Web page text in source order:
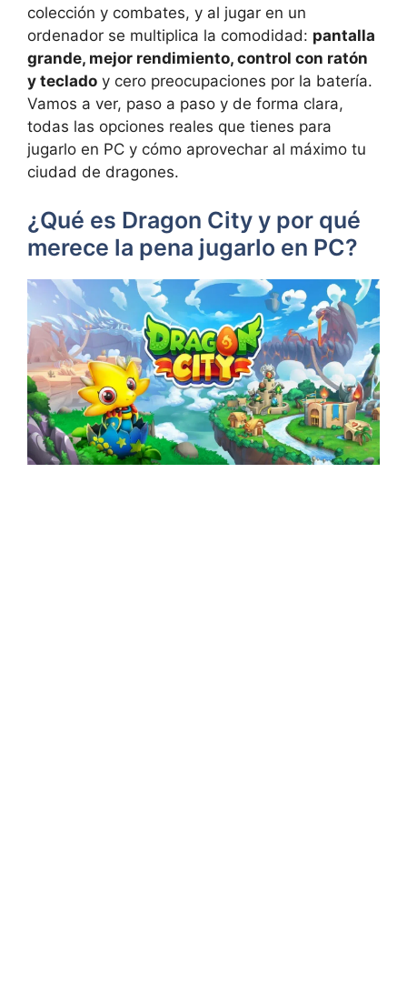
colección y combates, y al jugar en un
ordenador se multiplica la comodidad: pantalla
grande, mejor rendimiento, control con ratón
y teclado y cero preocupaciones por la batería.
Vamos a ver, paso a paso y de forma clara,
todas las opciones reales que tienes para
jugarlo en PC y cómo aprovechar al máximo tu
ciudad de dragones.
¿Qué es Dragon City y por qué
merece la pena jugarlo en PC?